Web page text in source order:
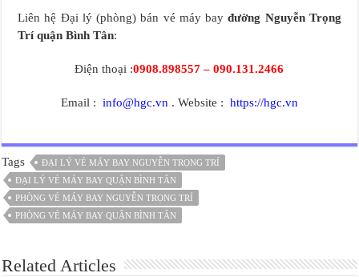
Liên hệ Đại lý (phòng) bán vé máy bayđường Nguyễn Trọng
Trí quận Bình Tân:
Điện thoại :0908.898557 – 090.131.2466
Email : info@hgc.vn. Website : https://hgc.vn
Tags
ĐẠI LÝ VÉ MÁY BAY NGUYỄN TRỌNG TRÍ
ĐẠI LÝ VÉ MÁY BAY QUẬN BÌNH TÂN
PHÒNG VÉ MÁY BAY NGUYỄN TRỌNG TRÍ
PHÒNG VÉ MÁY BAY QUẬN BÌNH TÂN
Related Articles